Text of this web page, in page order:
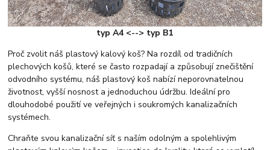
typ A4 <--> typ B1
Proč zvolit náš plastový kalový koš? Na rozdíl od tradičních
plechových košů, které se často rozpadají a způsobují znečištění
odvodního systému, náš plastový koš nabízí neporovnatelnou
životnost, vyšší nosnost a jednoduchou údržbu. Ideální pro
dlouhodobé použití ve veřejných i soukromých kanalizačních
systémech.
Chraňte svou kanalizační síť s naším odolným a spolehlivým